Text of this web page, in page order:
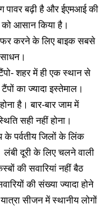
पावर बढ़ी है और ईएमआई की
को आसान किया है।
करने के लिए बाइक सबसे
शहर में ही एक स्थान से
का ज्यादा इस्तेमाल।
होना है। बार-बार जाम में
सही नहीं होना।
के पर्वतीय जिलों के लिंक
लंबी दूरी के लिए चलने वाली
की सवारियां नहीं बैठ
की संख्या ज्यादा होने
सीजन में स्थानीय लोगों